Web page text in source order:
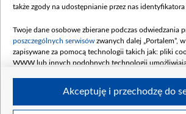
także zgody na udostępnianie przez nas
Twoje dane osobowe zbierane podczas odwiedzania
poszczególnych serwisów zwanych dalej „Portalem”,
zapisywane za pomocą technologii takich jak: pliki
WWW lub innych podobnych technologii
Akceptuję i przechodzę do